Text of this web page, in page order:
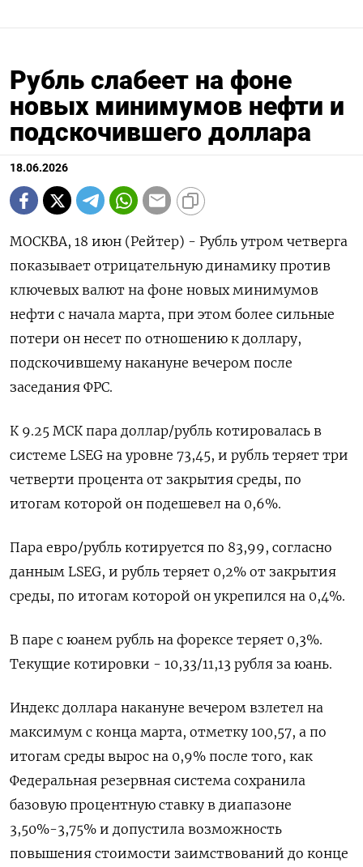
Рубль слабеет на фоне
новых минимумов нефти и
подскочившего доллара
18.06.2026
МОСКВА, 18 июн (Рейтер) - Рубль утром четверга
показывает отрицательную динамику против
ключевых валют на фоне новых минимумов
нефти с начала марта, при этом более сильные
потери он несет по отношению к доллару,
подскочившему накануне вечером после
заседания ФРС.
К 9.25 МСК пара доллар/рубль котировалась ‌в
системе LSEG на уровне 73,45, и рубль теряет три
четверти процента от закрытия среды, по
итогам которой он подешевел на 0,6%.
Пара евро/рубль котируется по 83,99, согласно
данным LSEG, и рубль теряет 0,2% от закрытия
среды, по итогам которой он ​укрепился на 0,4%.
В паре с юанем ​рубль на форексе теряет 0,3%.
Текущие котировки - ​10,33/11,13 рубля ⁠за юань.
Индекс доллара накануне вечером взлетел на
максимум с конца марта, отметку 100,57, а ‌по
итогам среды вырос на 0,9% после того, как
‌Федеральная резервная система сохранила
базовую процентную ставку в диапазоне
3,50%-3,75% и допустила возможность
повышения стоимости заимствований до конце